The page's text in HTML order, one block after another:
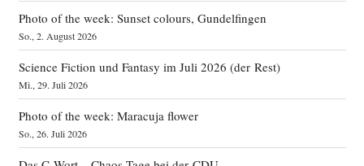
Photo of the week: Sunset colours, Gundelfingen
So., 2. August 2026
Science Fiction und Fantasy im Juli 2026 (der Rest)
Mi., 29. Juli 2026
Photo of the week: Maracuja flower
So., 26. Juli 2026